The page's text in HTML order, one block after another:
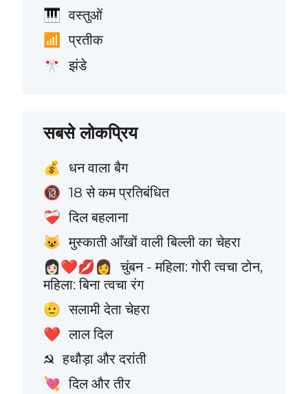
🎹 वस्तुओं
📶 प्रतीक
🎌 झंडे
सबसे लोकप्रिय
💰 धन वाला बैग
🔞 18 से कम प्रतिबंधित
❤️‍🩹 दिल बहलाना
😺 मुस्काती आँखों वाली बिल्ली का चेहरा
👩🏻‍❤️‍💋‍👩 चुंबन - महिला: गोरी त्वचा टोन,
महिला: बिना त्वचा रंग
🫡 सलामी देता चेहरा
❤️ लाल दिल
☭ हथौड़ा और दरांती
💘 दिल और तीर